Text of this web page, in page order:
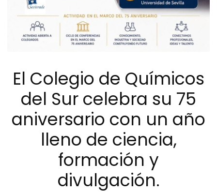
El Colegio de Químicos
del Sur celebra su 75
aniversario con un año
lleno de ciencia,
formación y
divulgación.